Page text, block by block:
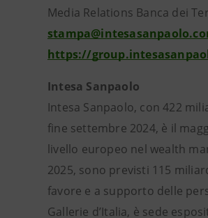
Media Relations Banca dei
https://
Intesa Sanpaolo
Intesa Sanpaolo, con 422
fine settembre 2024, è il
livello europeo nel wealth
2025, sono previsti 115
favore e a supporto delle
Gallerie d’Italia, è sede